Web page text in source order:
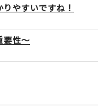
都（世田谷区 /
区） /
やすいですね！
要性～